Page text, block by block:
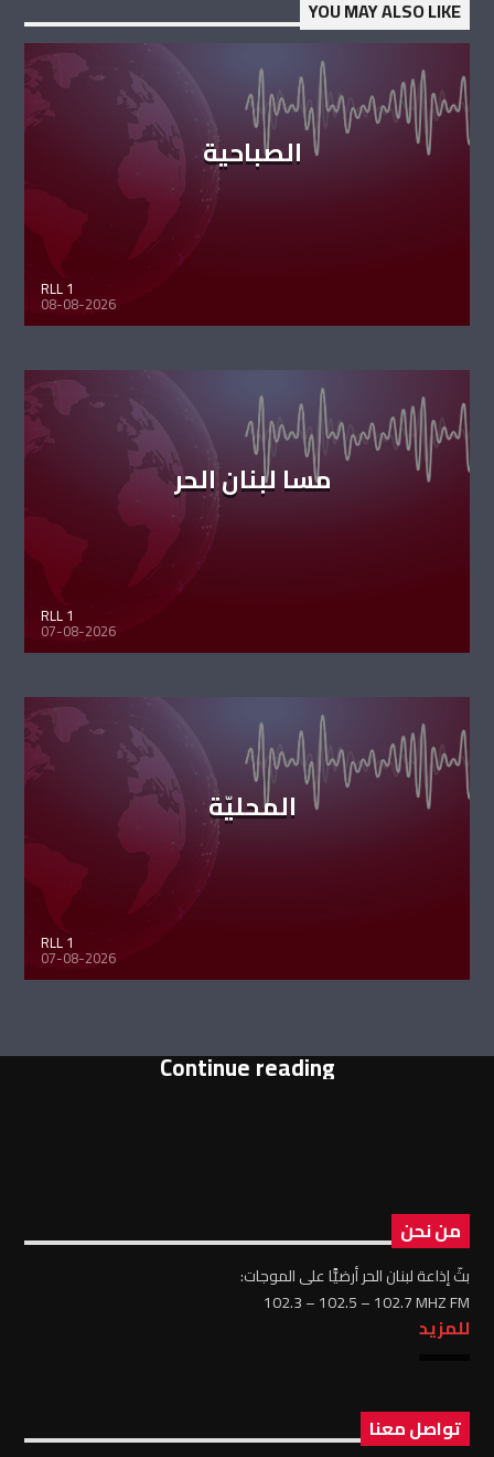
YOU MAY ALSO LIKE
الصباحية
RLL 1
08-08-2026
مسا لبنان الحر
RLL 1
07-08-2026
المحليّة
RLL 1
07-08-2026
Continue reading
من نحن
بثّ إذاعة لبنان الحر أرضيًّا على الموجات:
102.3 – 102.5 – 102.7 MHZ FM
للمزيد
تواصل معنا